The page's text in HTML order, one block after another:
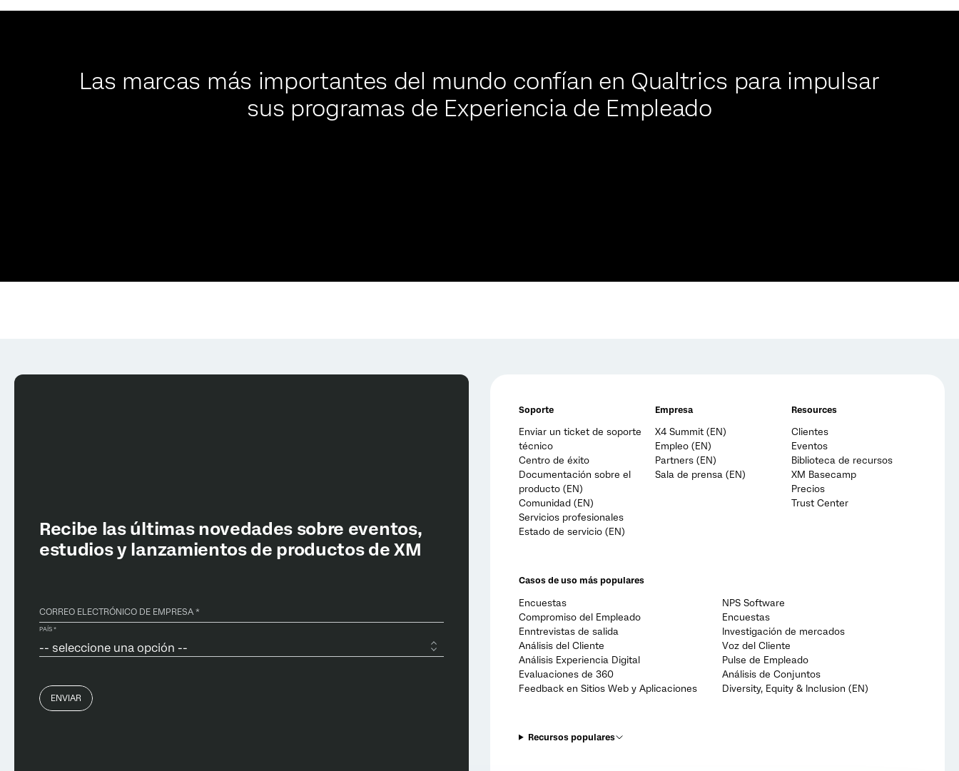
Las marcas más importantes del mundo confían en Qualtrics para impulsar
sus programas de Experiencia de Empleado
Soporte
Enviar un ticket de soporte
técnico
Centro de éxito
Documentación sobre el
producto (EN)
Comunidad (EN)
Servicios profesionales
Estado de servicio (EN)
Empresa
X4 Summit (EN)
Empleo (EN)
Partners (EN)
Sala de prensa (EN)
Resources
Clientes
Eventos
Biblioteca de recursos
XM Basecamp
Precios
Trust Center
Casos de uso más populares
Encuestas
Compromiso del Empleado
Enntrevistas de salida
Análisis del Cliente
Análisis Experiencia Digital
Evaluaciones de 360
Feedback en Sitios Web y Aplicaciones
NPS Software
Encuestas
Investigación de mercados
Voz del Cliente
Pulse de Empleado
Análisis de Conjuntos
Diversity, Equity & Inclusion (EN)
Recursos populares